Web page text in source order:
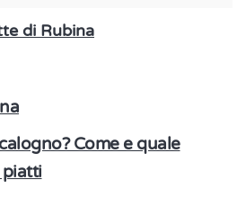
di Rubina
Come e quale
piatti